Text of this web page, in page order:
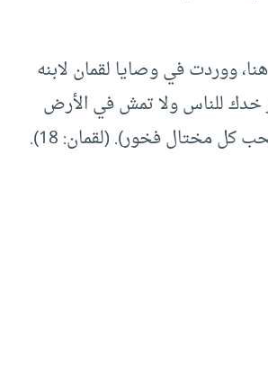
ووردت في وصايا لقمان لابنه
خدك للناس ولا تمش في الأرض
كل مختال فخور). (لقمان: 18).